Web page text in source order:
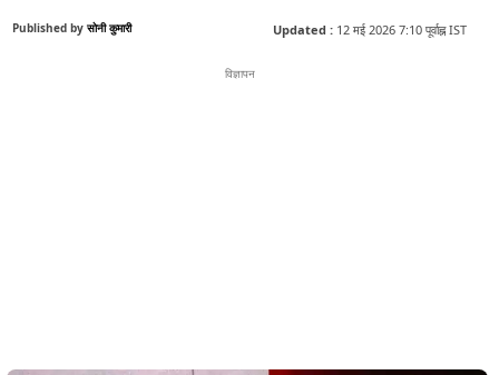
Published by सोनी कुमारी Updated : 12 मई 2026 7:10 पूर्वाह्न IST
विज्ञापन